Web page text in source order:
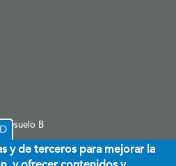
B
y de terceros para mejorar la